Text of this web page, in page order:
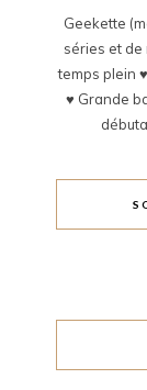
Geekette
séries et de
temps plein
♥ Grande